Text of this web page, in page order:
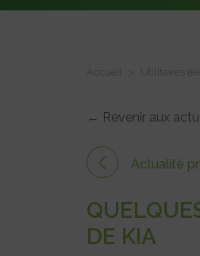
← Revenir aux
Actualité
DE KIA